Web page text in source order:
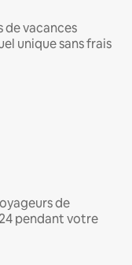
de vacances
unique sans frais
de
pendant votre